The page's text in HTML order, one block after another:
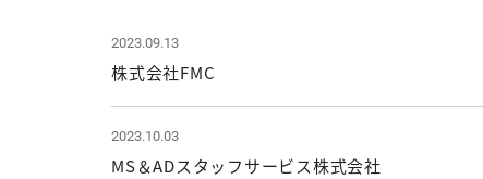
2023.09.13
株式会社FMC
2023.10.03
MS＆ADスタッフサービス株式会社